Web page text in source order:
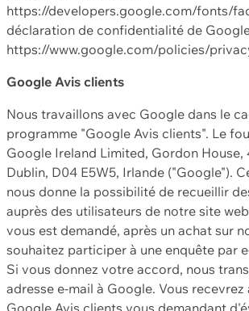
https://developers.google.com/fonts/
déclaration de confidentialité de
https://www.google.com/policies/
Google Avis clients
Nous travaillons avec Google dans le
programme "Google Avis clients". Le
Google Ireland Limited, Gordon House,
Dublin, D04 E5W5, Irlande ("Google").
nous donne la possibilité de recueillir
auprès des utilisateurs de notre site
vous est demandé, après un achat sur
souhaitez participer à une enquête par
Si vous donnez votre accord, nous
adresse e-mail à Google. Vous recevrez